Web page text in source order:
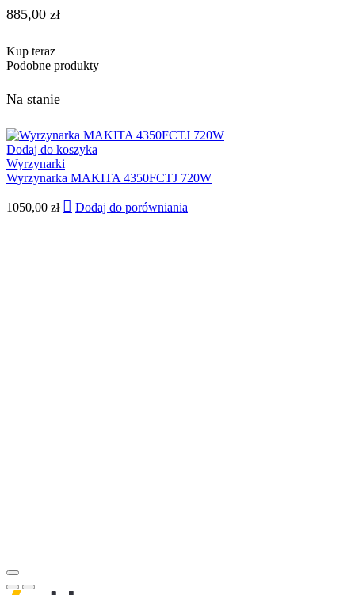
885,00 zł
Kup teraz
Podobne produkty
Na stanie
Dodaj do koszyka
Wyrzynarki
Wyrzynarka MAKITA 4350FCTJ 720W
1050,00 zł Dodaj do porówniania